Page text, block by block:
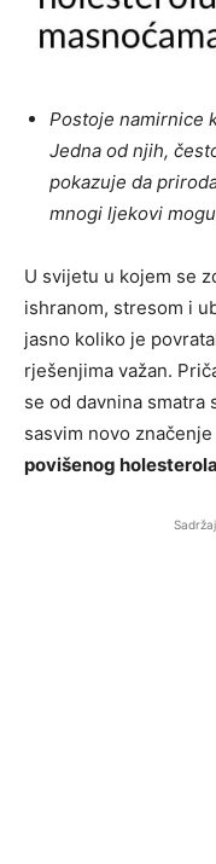
Postoje namirnice
Jedna od njih,
pokazuje da
mnogi ljekovi
U svijetu u kojem se
ishranom, stresom i
jasno koliko je
rješenjima važan.
se od davnina smatra
sasvim novo značenje
povišenog